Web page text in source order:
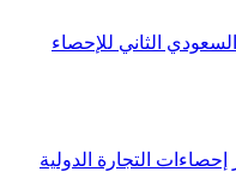
السعودي الثاني للإحصاء
إحصاءات التجارة الدولية